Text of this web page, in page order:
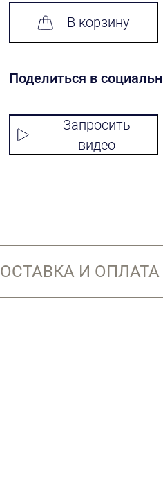
В корзину
Поделиться в
Запросить
видео
И ОПЛАТА